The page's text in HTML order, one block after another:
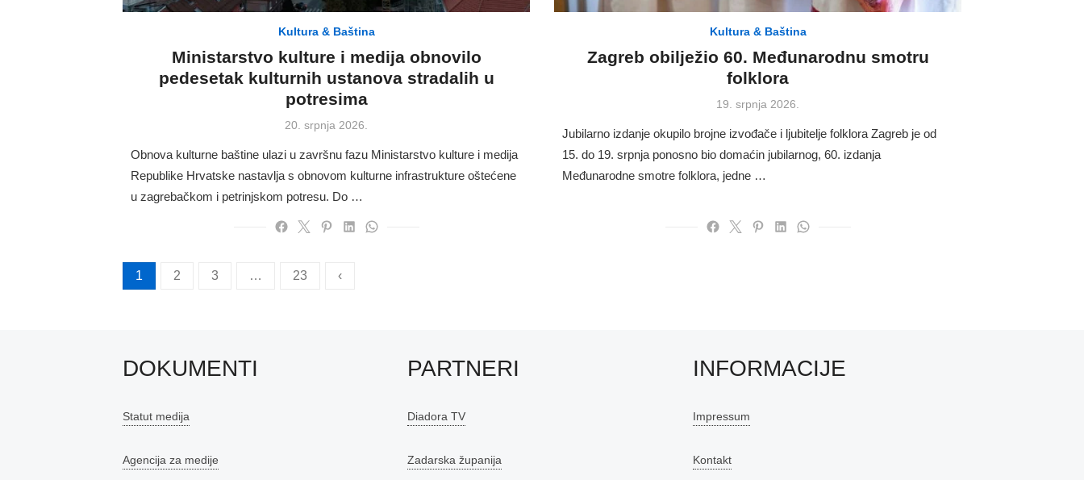
Kultura & Baština
Ministarstvo kulture i medija obnovilo
pedesetak kulturnih ustanova stradalih u
potresima
Posted
20. srpnja 2026.
Obnova kulturne baštine ulazi u završnu fazu Ministarstvo kulture i medija
Republike Hrvatske nastavlja s obnovom kulturne infrastrukture oštećene
u zagrebačkom i petrinjskom potresu. Do …
Kultura & Baština
Zagreb obilježio 60. Međunarodnu smotru
folklora
Posted
19. srpnja 2026.
Jubilarno izdanje okupilo brojne izvođače i ljubitelje folklora Zagreb je od
15. do 19. srpnja ponosno bio domaćin jubilarnog, 60. izdanja
Međunarodne smotre folklora, jedne …
Brojevi
1 2 3 … 23 ‹
DOKUMENTI
Statut medija
Agencija za medije
PARTNERI
Diadora TV
Zadarska županija
INFORMACIJE
Impressum
Kontakt